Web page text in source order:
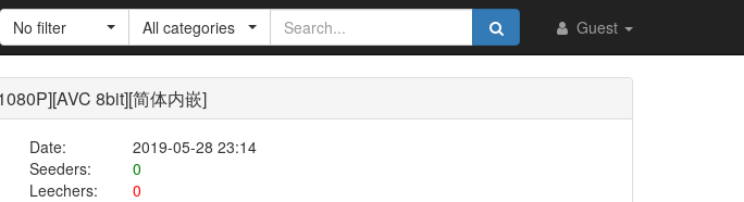
Guest
No filter All categories
8bit][简体内嵌]
Date:
2019-05-28 23:14
Seeders:
0
Leechers:
0